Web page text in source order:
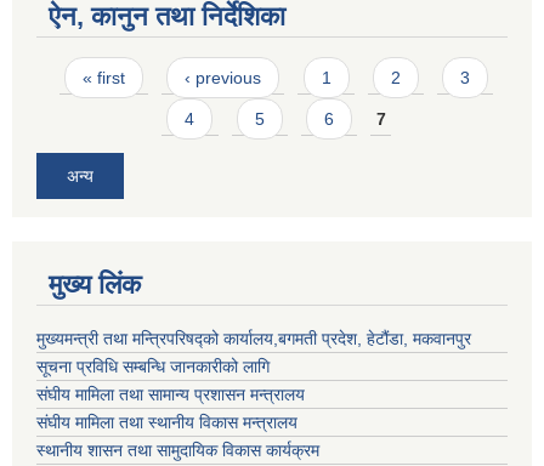
ऐन, कानुन तथा निर्देशिका
Pages
« first ‹ previous 1 2 3
4 5 6 7
अन्य
मुख्य लिंक
मुख्यमन्त्री तथा मन्त्रिपरिषद्को कार्यालय,बगमती प्रदेश, हेटौंडा, मकवानपुर
सूचना प्रविधि सम्बन्धि जानकारीको लागि
संघीय मामिला तथा सामान्य प्रशासन मन्त्रालय
संघीय मामिला तथा स्थानीय विकास मन्त्रालय
स्थानीय शासन तथा सामुदायिक विकास कार्यक्रम